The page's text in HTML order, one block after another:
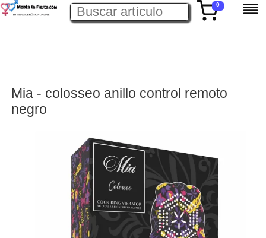
0
Mia - colosseo anillo control remoto
negro